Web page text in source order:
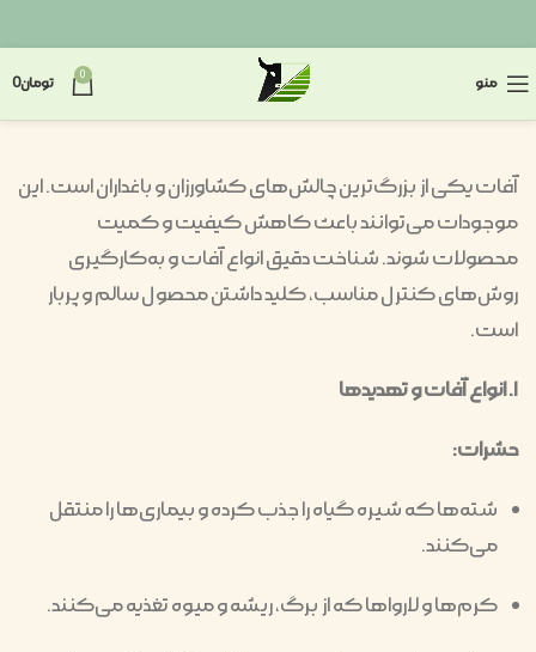
منو 0 تومان0
آفات یکی از بزرگ‌ترین چالش‌های کشاورزان و باغداران است. این
موجودات می‌توانند باعث کاهش کیفیت و کمیت
محصولات شوند. شناخت دقیق انواع آفات و به‌کارگیری
روش‌های کنترل مناسب، کلید داشتن محصول سالم و پربار
است.
۱. انواع آفات و تهدیدها
حشرات:
شته‌ها که شیره گیاه را جذب کرده و بیماری‌ها را منتقل
می‌کنند.
کرم‌ها و لارواها که از برگ، ریشه و میوه تغذیه می‌کنند.